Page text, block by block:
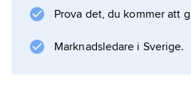
biologiska processer.
Prova det, du kommer att
Marknadsledare i Sverige.